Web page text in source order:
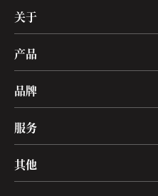
关于
产品
品牌
服务
其他